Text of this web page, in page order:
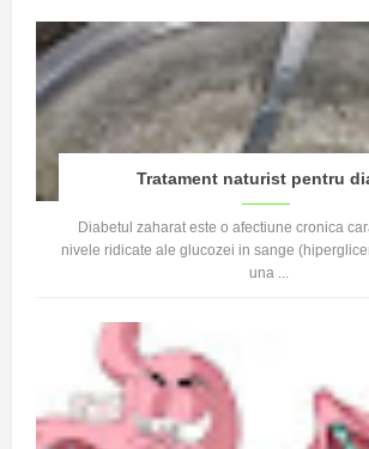
Tratament naturist pentru
Diabetul zaharat este o afectiune cronica
nivele ridicate ale glucozei in sange
una ...